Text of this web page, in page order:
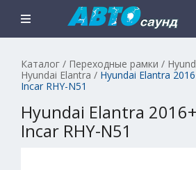
Каталог / Переходные рамки /
Hyundai Elantra / Hyundai Elantra
Incar RHY-N51
Hyundai Elantra
Incar RHY-N51